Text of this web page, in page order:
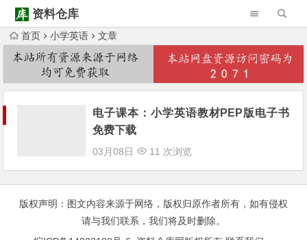
资料仓库
首页 小学英语
文章
Warning: Trying to access array offset on null in/www/wwwroot/ziliaocangku.cn/wp-content/themes/Begin/inc/type-navigation.php
电子课本：小学英语教材PEP版电子书
免费下载
03月08日 11 次浏览
版权声明：图文内容来源于网络，版权归原作者所有，如有侵权
请与我们联系，我们将及时删除。